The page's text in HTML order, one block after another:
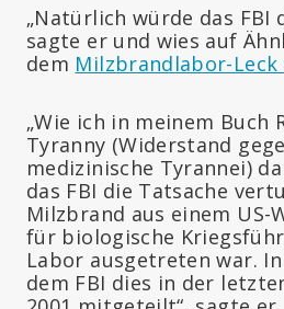
„Natürlich würde das FBI
sagte er und wies auf
dem Milzbrandlabor-Leck
„Wie ich in meinem Buch
Tyranny (Widerstand
medizinische Tyrannei)
das FBI die Tatsache
Milzbrand aus einem
für biologische
Labor ausgetreten war.
dem FBI dies in der